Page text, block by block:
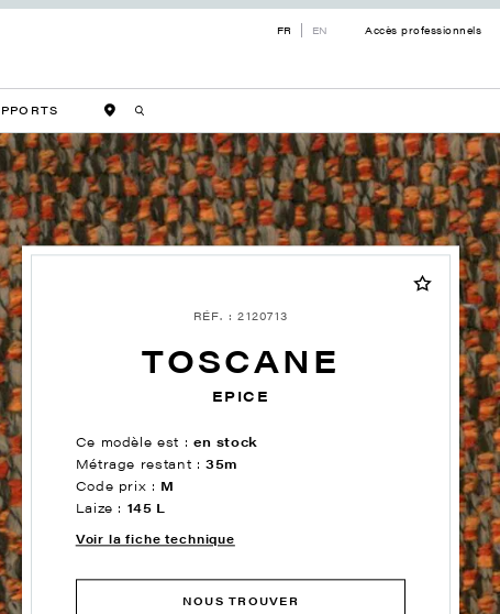
FR EN Accès professionnels
RÉF. : 2120713
TOSCANE
EPICE
Ce modèle est : en stock
Métrage restant :35m
Code prix : M
Laize : 145 L
Voir la fiche technique
NOUS TROUVER